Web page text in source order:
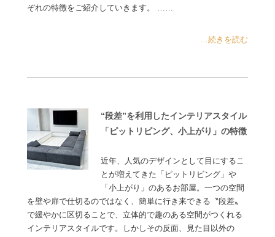
ぞれの特徴をご紹介していきます。 ……
...続きを読む
“段差”を利用したインテリアスタイル
「ピットリビング、小上がり」の特徴
近年、人気のデザインとして目にするこ
とが増えてきた「ピットリビング」や
「小上がり」のあるお部屋。一つの空間
を壁や扉で仕切るのではなく、簡単に行き来できる〝段差〟
で緩やかに区切ることで、立体的で趣のある空間がつくれる
インテリアスタイルです。しかしその反面、見た目以外の